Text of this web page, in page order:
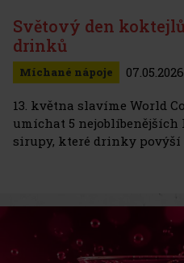
Světový den
drinků
Míchané nápoje 07.05.2026
13. května slavíme World
umíchat 5
sirupy, které drinky povýší